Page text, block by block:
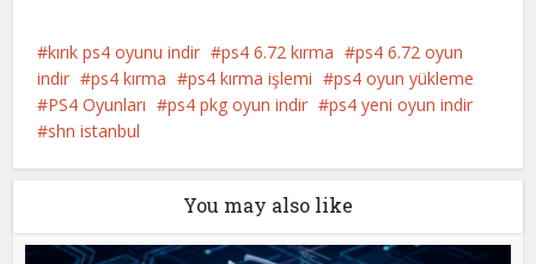
kırık ps4 oyunu indir ps4 6.72 kırma
ps4 6.72 oyun
indir
ps4 kırma ps4 kırma işlemi
ps4 oyun yükleme
PS4 Oyunları
ps4 pkg oyun indir
ps4 yeni oyun indir
shn istanbul
You may also like